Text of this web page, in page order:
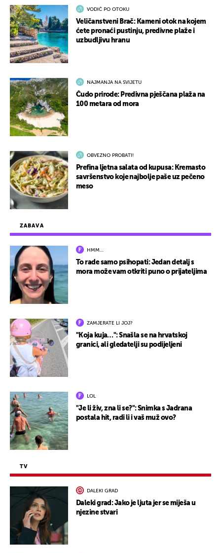
ZABAVA
HMM…
To rade samo psihopati: Jedan detalj s
mora može vam otkriti puno o prijateljima
ZAMJERATE LI JOJ?
"Koja kuja…": Snašla se na hrvatskoj
granici, ali gledatelji su podijeljeni
LOL
"Je li živ, zna li se?": Snimka s Jadrana
postala hit, radi li i vaš muž ovo?
TV
DALEKI GRAD
Daleki grad: Jako je ljuta jer se miješa u
njezine stvari
VODIČ PO OTOKU
Veličanstveni Brač: Kameni otok na kojem
ćete pronaći pustinju, predivne plaže i
uzbudljivu hranu
NAJMANJA NA SVIJETU
Čudo prirode: Predivna pješčana plaža na
100 metara od mora
OBVEZNO PROBATI!
Prefina ljetna salata od kupusa: Kremasto
savršenstvo koje najbolje paše uz pečeno
meso